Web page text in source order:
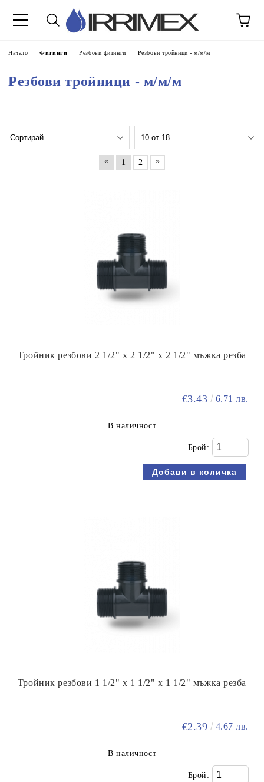
Начало Фитинги Резбови фитинги Резбови тройници - м/м/м
Резбови тройници - м/м/м
« 1 2 »
Тройник резбови 2 1/2" х 2 1/2" х 2 1/2" мъжка резба
€3.43 6.71 лв.
В наличност
Брой:
Тройник резбови 1 1/2" х 1 1/2" х 1 1/2" мъжка резба
€2.39 4.67 лв.
В наличност
Брой: